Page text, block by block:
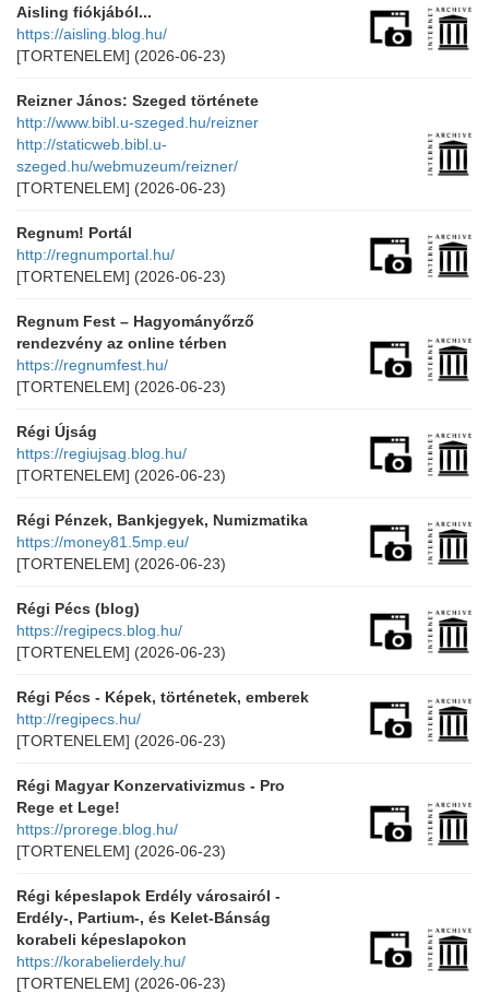
Aisling fiókjából...
https://aisling.blog.hu/
[TORTENELEM] (2026-06-23)
Reizner János: Szeged története
http://www.bibl.u-szeged.hu/reizner
http://staticweb.bibl.u-
szeged.hu/webmuzeum/reizner/
[TORTENELEM] (2026-06-23)
Regnum! Portál
http://regnumportal.hu/
[TORTENELEM] (2026-06-23)
Regnum Fest – Hagyományőrző
rendezvény az online térben
https://regnumfest.hu/
[TORTENELEM] (2026-06-23)
Régi Újság
https://regiujsag.blog.hu/
[TORTENELEM] (2026-06-23)
Régi Pénzek, Bankjegyek, Numizmatika
https://money81.5mp.eu/
[TORTENELEM] (2026-06-23)
Régi Pécs (blog)
https://regipecs.blog.hu/
[TORTENELEM] (2026-06-23)
Régi Pécs - Képek, történetek, emberek
http://regipecs.hu/
[TORTENELEM] (2026-06-23)
Régi Magyar Konzervativizmus - Pro
Rege et Lege!
https://prorege.blog.hu/
[TORTENELEM] (2026-06-23)
Régi képeslapok Erdély városairól -
Erdély-, Partium-, és Kelet-Bánság
korabeli képeslapokon
https://korabelierdely.hu/
[TORTENELEM] (2026-06-23)